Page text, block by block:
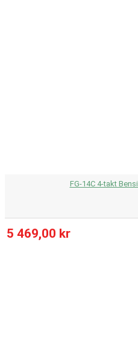
FG-14C 4-takt
5 469,00 kr